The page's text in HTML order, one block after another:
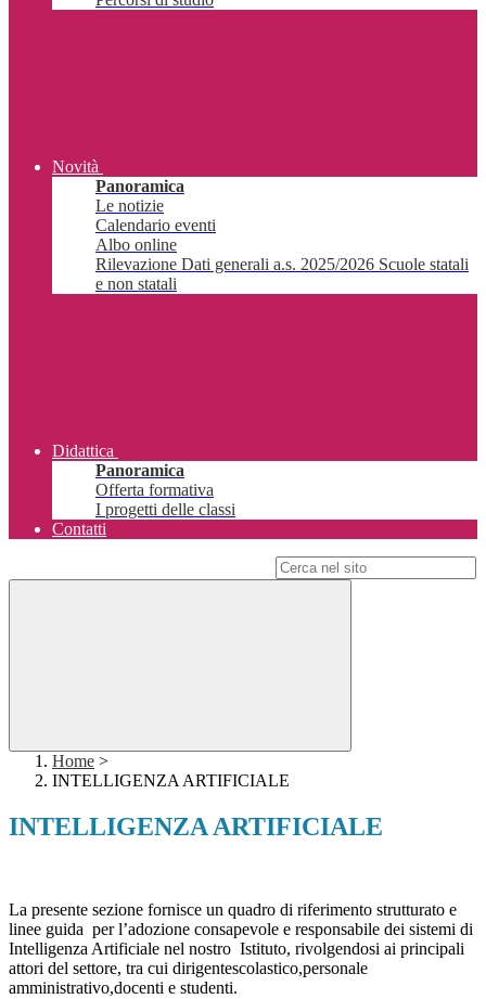
Novità
Panoramica
Le notizie
Calendario eventi
Albo online
Rilevazione Dati generali a.s. 2025/2026 Scuole statali
e non statali
Didattica
Panoramica
Offerta formativa
I progetti delle classi
Contatti
Home >
INTELLIGENZA ARTIFICIALE
INTELLIGENZA ARTIFICIALE
La presente sezione fornisce un quadro di riferimento strutturato e
linee guida per l’adozione consapevole e responsabile dei sistemi di
Intelligenza Artificiale nel nostro Istituto, rivolgendosi ai principali
attori del settore, tra cui dirigentescolastico,personale
amministrativo,docenti e studenti.